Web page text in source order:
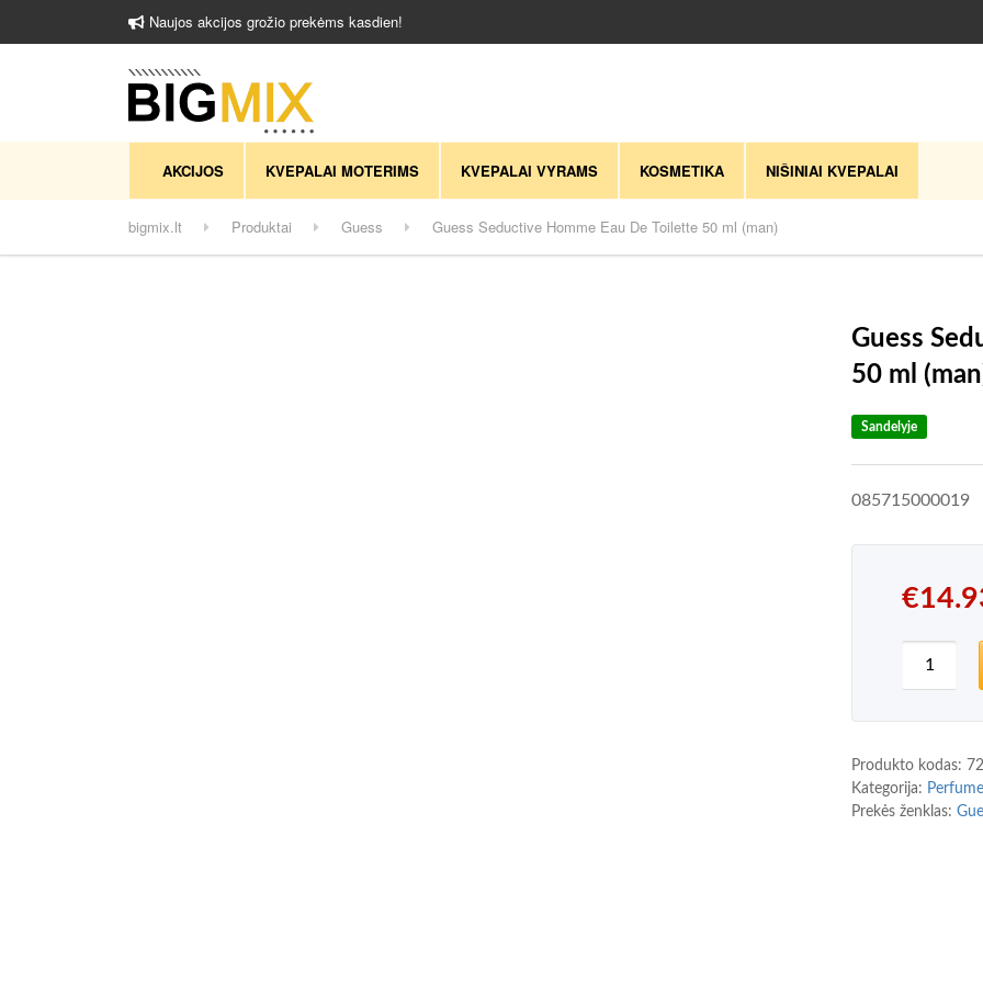
Naujos akcijos grožio prekėms kasdien!
AKCIJOS KVEPALAI MOTERIMS KVEPALAI VYRAMS KOSMETIKA NIŠINIAI KVEPALAI
bigmix.lt Produktai Guess Guess Seductive Homme Eau De Toilette 50 ml (man)
Guess
50 ml
Sandelyje
085715000019
€
Produkto kodas:
Kategorija:
Prekės ženklas: